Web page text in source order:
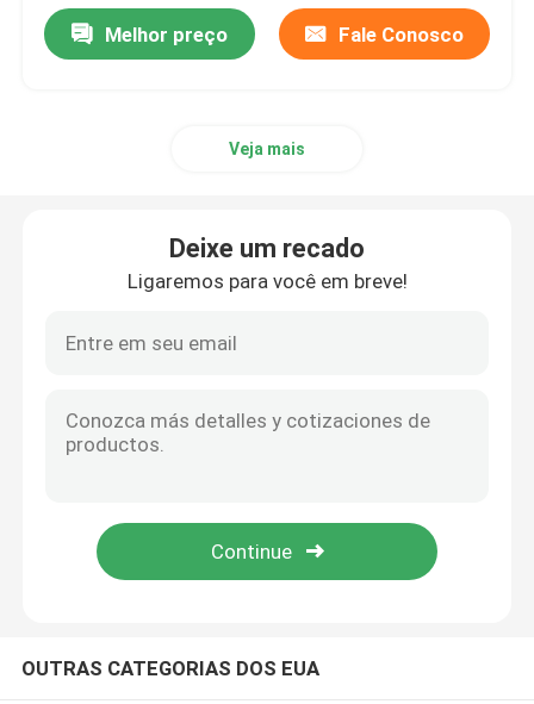
Melhor preço Fale Conosco
Veja mais
Deixe um recado
Ligaremos para você em breve!
OUTRAS CATEGORIAS DOS EUA